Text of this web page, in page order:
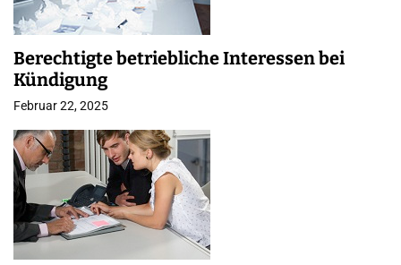
Berechtigte betriebliche Interessen bei
Kündigung
Februar 22, 2025